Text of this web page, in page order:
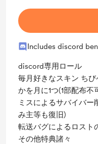
Includes discord
discord専用ロール
毎月好きなスキン ち
かを月に1つ(1部配布不
ミスによるサバイバー
み主等も復旧)
転送バグによるロスト
その他特典諸々